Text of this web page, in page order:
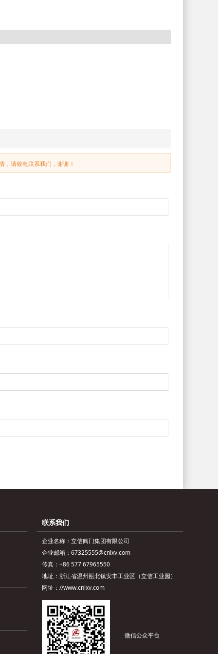
，请致电联系我们，谢谢！
企业名称：立信阀门集团有限公司
企业邮箱：67325555@cnlxv.com
传真：+86 577 67965550
地址：浙江省温州瓯北镇安丰工业区（立信工业园）
网址：//www.cnlxv.com
联系我们
微信公众平台